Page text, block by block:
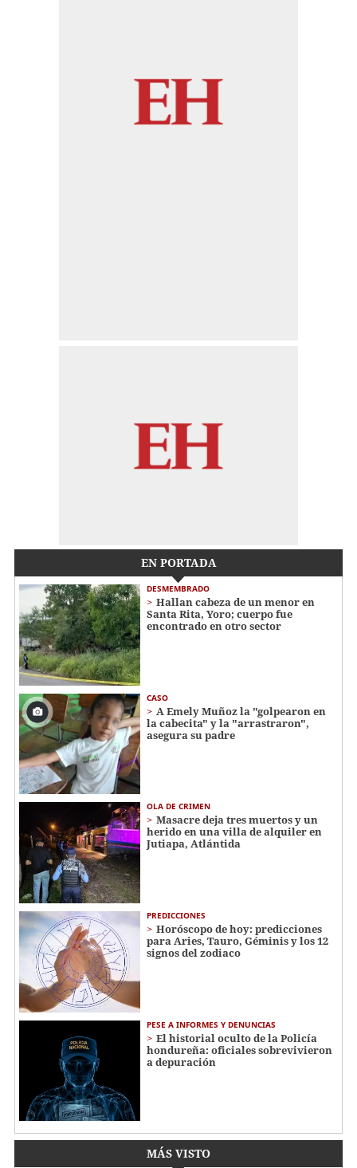
EN PORTADA
DESMEMBRADO
Hallan cabeza de un menor en
Santa Rita, Yoro; cuerpo fue
encontrado en otro sector
CASO
A Emely Muñoz la "golpearon en
la cabecita" y la "arrastraron",
asegura su padre
OLA DE CRIMEN
Masacre deja tres muertos y un
herido en una villa de alquiler en
Jutiapa, Atlántida
PREDICCIONES
Horóscopo de hoy: predicciones
para Aries, Tauro, Géminis y los 12
signos del zodiaco
PESE A INFORMES Y DENUNCIAS
El historial oculto de la Policía
hondureña: oficiales sobrevivieron
a depuración
MÁS VISTO